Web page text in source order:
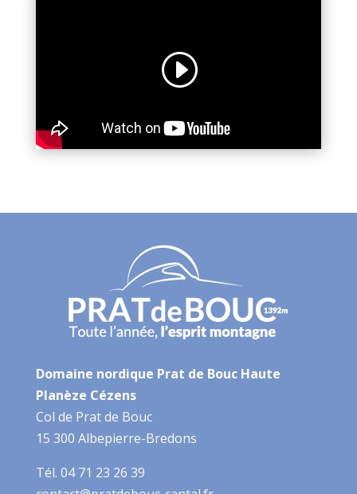
Domaine nordique Prat de Bouc Haute
Planèze Cézens
Col de Prat de Bouc
15 300 Albepierre-Bredons
Tél. 04 71 23 26 39